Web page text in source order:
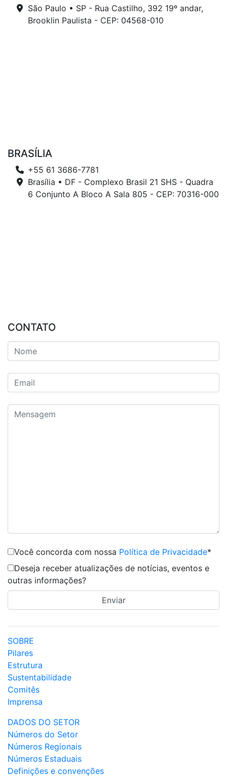
São Paulo • SP - Rua Castilho, 392 19º andar,
Brooklin Paulista - CEP: 04568-010
BRASÍLIA
+55 61 3686-7781
Brasília • DF - Complexo Brasil 21 SHS - Quadra
6 Conjunto A Bloco A Sala 805 - CEP: 70316-000
CONTATO
Você concorda com nossa Política de Privacidade*
Deseja receber atualizações de notícias, eventos e
outras informações?
SOBRE
Pilares
Estrutura
Sustentabilidade
Comitês
Imprensa
DADOS DO SETOR
Números do Setor
Números Regionais
Números Estaduais
Definições e convenções